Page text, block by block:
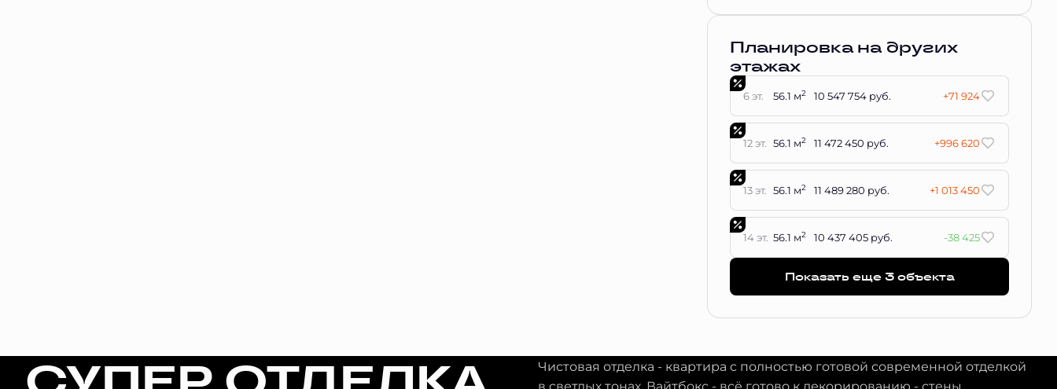
Планировка на других
этажах
6 эт. 56.1 м2 10 547 754 руб. +71 924
12 эт. 56.1 м2 11 472 450 руб. +996 620
13 эт. 56.1 м2 11 489 280 руб. +1 013 450
14 эт. 56.1 м2 10 437 405 руб. -38 425
Показать еще 3 объектa
Чистовая отделка - квартира с полностью готовой современной отделкой
в светлых тонах. Вайтбокс - всё готово к декорированию - стены